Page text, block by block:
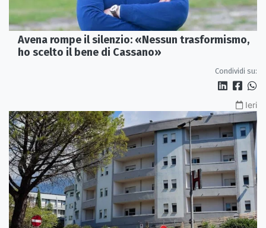
Avena rompe il silenzio: «Nessun trasformismo,
ho scelto il bene di Cassano»
Condividi su:
Ieri